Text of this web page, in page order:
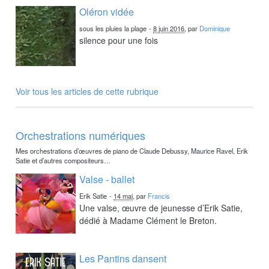
Oléron vidée
sous les pluies la plage -8 juin 2016, par Dominique
silence pour une fois
Voir tous les articles de cette rubrique
Orchestrations numériques
Mes orchestrations d’œuvres de piano de Claude Debussy, Maurice Ravel, Erik
Satie et d’autres compositeurs…
Valse - ballet
Erik Satie - 14 mai, par Francis
Une valse, œuvre de jeunesse d’Erik Satie,
dédié à Madame Clément le Breton.
Les Pantins dansent